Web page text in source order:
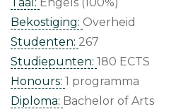
Bekostiging: Overheid
Studenten: 267
Studiepunten: 180 ECTS
Honours: 1 programma
Diploma: Bachelor of Arts